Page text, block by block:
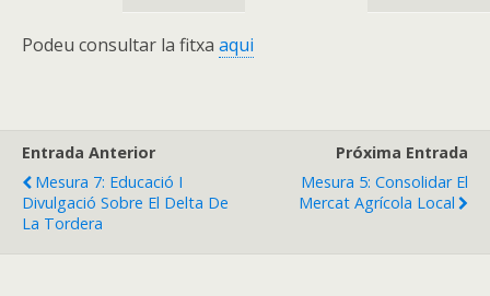
Podeu consultar la fitxa aqui
Entrada Anterior
Mesura 7: Educació I
Divulgació Sobre El Delta De
La Tordera
Próxima Entrada
Mesura 5: Consolidar El
Mercat Agrícola Local